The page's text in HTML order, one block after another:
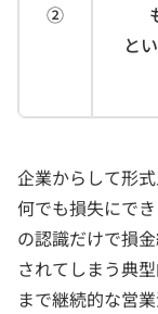
②
と
企業からして形
何でも損失にで
の認識だけで損
されてしまう典
まで継続的な営